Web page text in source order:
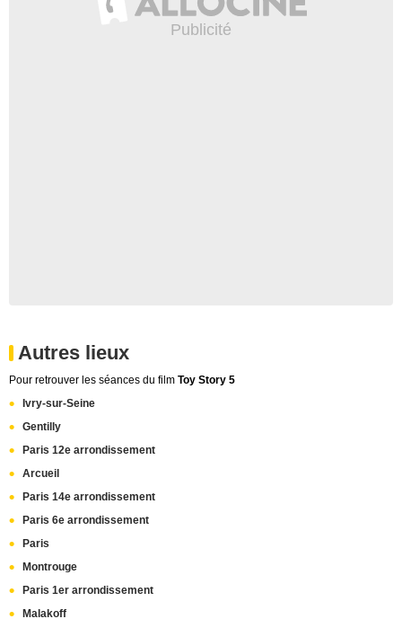
Autres lieux
Pour retrouver les séances du film Toy Story 5
Ivry-sur-Seine
Gentilly
Paris 12e arrondissement
Arcueil
Paris 14e arrondissement
Paris 6e arrondissement
Paris
Montrouge
Paris 1er arrondissement
Malakoff